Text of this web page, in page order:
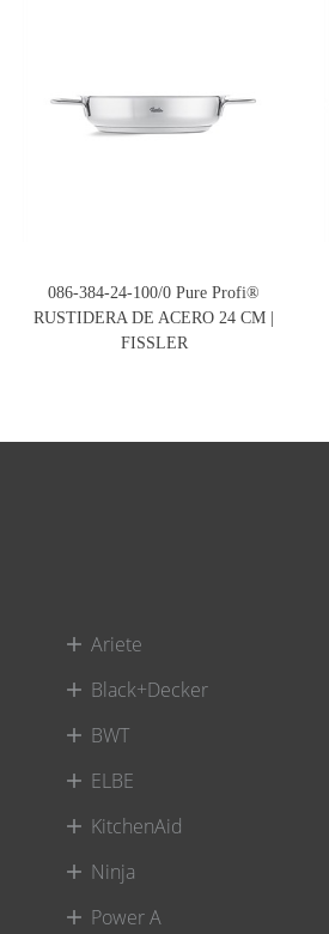
086-384-24-100/0 Pure Profi®
RUSTIDERA DE ACERO 24 CM |
FISSLER
Ariete
Black+Decker
BWT
ELBE
KitchenAid
Ninja
Power A